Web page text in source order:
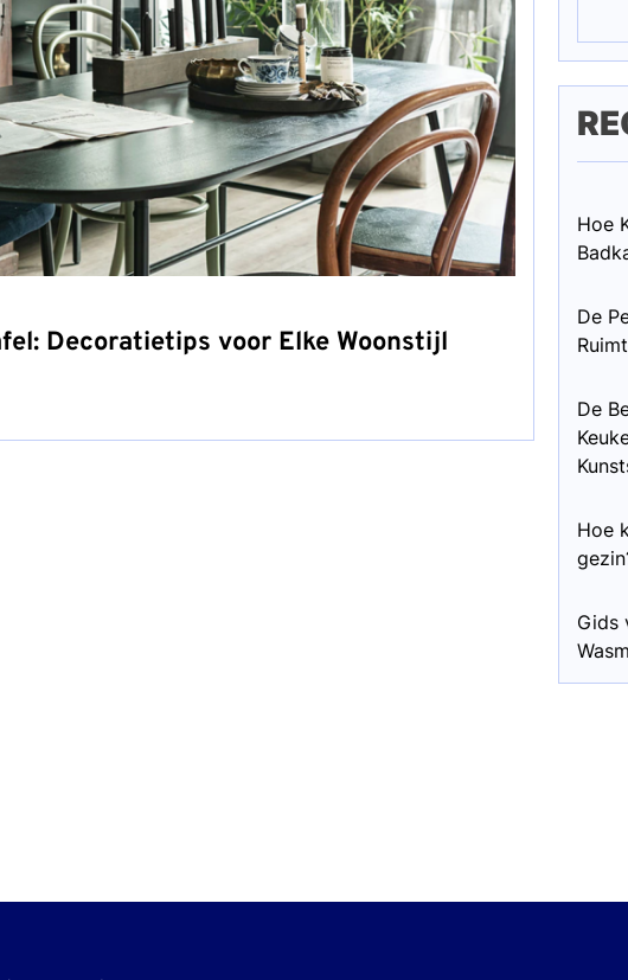
Decoratietips voor Elke Woonstijl
Hoe
De
De
Hoe
Gids